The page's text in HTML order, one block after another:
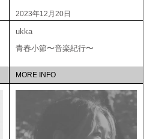
2023年12月20日
ukka
青春小節〜音楽紀行〜
MORE INFO